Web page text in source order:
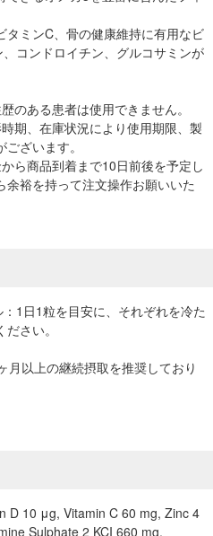
ミンC、骨の健康維持に有用なビ
コンドロイチン、グルコサミンが
のある患者は使用できません。
期、在庫状況により使用期限、製
ざいます。
ら商品到着まで10日前後を予定し
裕を持って注文操作お願いいた
1日1粒を目安に、それぞれを冷た
さい。
月以上の継続摂取を推奨しており
D 10 μg, Vitamin C 60 mg, Zinc 4
Sulphate 2 KCI 660 mg,